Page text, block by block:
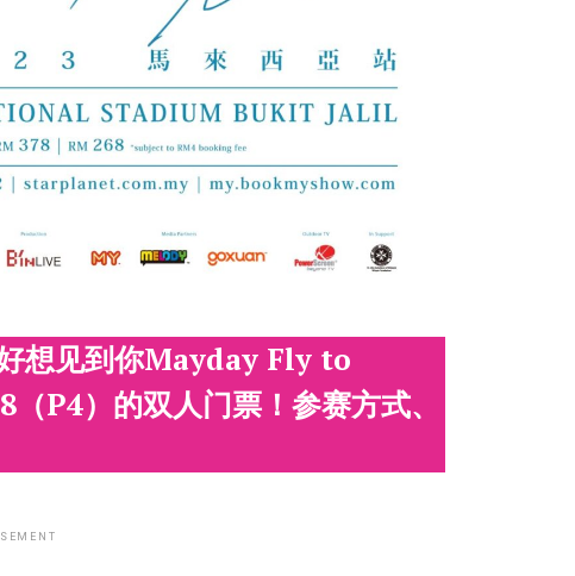
好想见到你Mayday Fly to
P4）的双人门票！参赛方式、